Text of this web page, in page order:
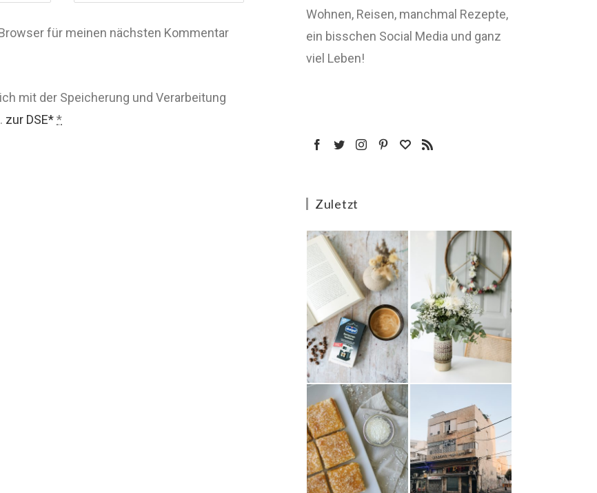
für meinen nächsten Kommentar
mit der Speicherung und Verarbeitung
zur DSE**
Wohnen, Reisen, manchmal Rezepte,
ein bisschen Social Media und ganz
viel Leben!
Zuletzt